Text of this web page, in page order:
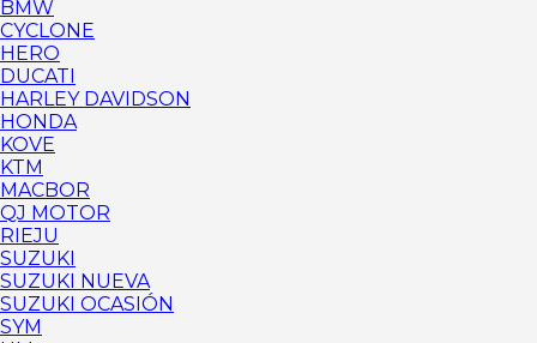
BMW
CYCLONE
HERO
DUCATI
HARLEY DAVIDSON
HONDA
KOVE
KTM
MACBOR
QJ MOTOR
RIEJU
SUZUKI
SUZUKI NUEVA
SUZUKI OCASIÓN
SYM